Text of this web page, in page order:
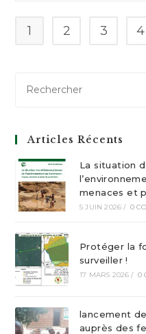
1 2 3 4
Articles Récents
La situation
menaces et
5 JUIN 2026 / 0
Protéger la
surveiller !
17 MARS 2026 / 0
lancement
auprès des